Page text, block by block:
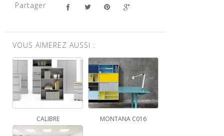
Partager
VOUS AIMEREZ AUSSI :
CALIBRE MONTANA C016